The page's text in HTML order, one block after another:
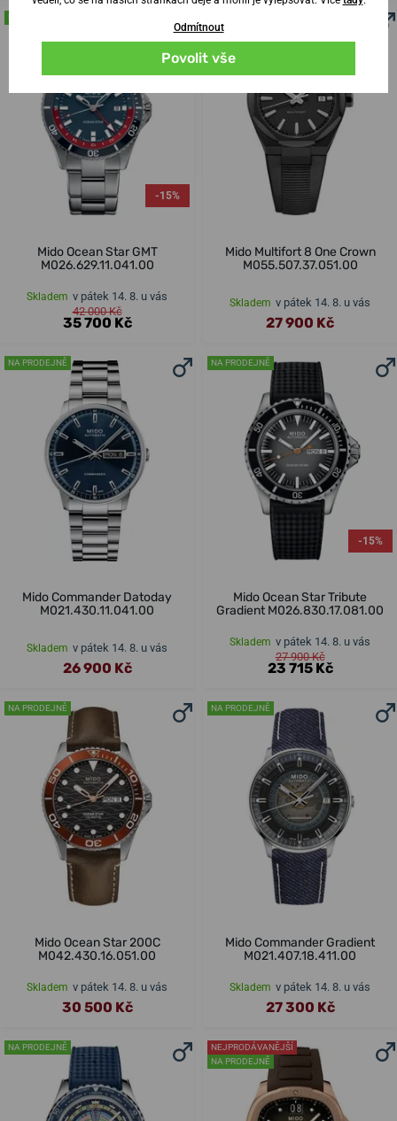
-15%
Mido Ocean Star GMT
M026.629.11.041.00
Skladem v pátek 14. 8. u vás
42 000 Kč
35 700 Kč
NA PRODEJNĚ
Mido Multifort 8 One Crown
M055.507.37.051.00
Skladem v pátek 14. 8. u vás
27 900 Kč
NA PRODEJNĚ
Mido Commander Datoday
M021.430.11.041.00
Skladem v pátek 14. 8. u vás
26 900 Kč
NA PRODEJNĚ
-15%
Mido Ocean Star Tribute
Gradient M026.830.17.081.00
Skladem v pátek 14. 8. u vás
27 900 Kč
23 715 Kč
NA PRODEJNĚ
Mido Ocean Star 200C
M042.430.16.051.00
Skladem v pátek 14. 8. u vás
30 500 Kč
NA PRODEJNĚ
Mido Commander Gradient
M021.407.18.411.00
Skladem v pátek 14. 8. u vás
27 300 Kč
NA PRODEJNĚ
NEJPRODÁVANĚJŠÍ
NA PRODEJNĚ
Odmítnout
Povolit vše